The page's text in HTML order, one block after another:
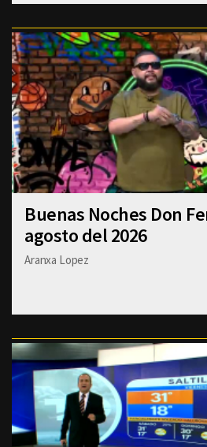
Buenas Noches Don
agosto del 2026
Aranxa Lopez